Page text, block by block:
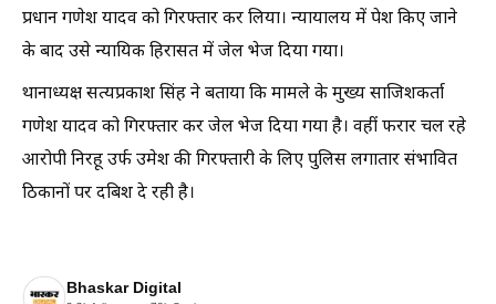
प्रधान गणेश यादव को गिरफ्तार कर लिया। न्यायालय में पेश किए जाने
के बाद उसे न्यायिक हिरासत में जेल भेज दिया गया।
थानाध्यक्ष सत्यप्रकाश सिंह ने बताया कि मामले के मुख्य साजिशकर्ता
गणेश यादव को गिरफ्तार कर जेल भेज दिया गया है। वहीं फरार चल रहे
आरोपी निरहू उर्फ उमेश की गिरफ्तारी के लिए पुलिस लगातार संभावित
ठिकानों पर दबिश दे रही है।
Bhaskar Digital